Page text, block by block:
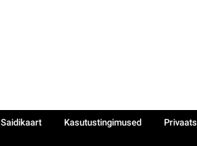
Saidikaart Kasutustingimused